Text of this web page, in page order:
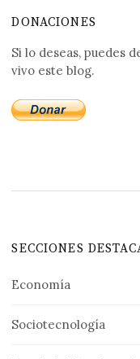
DONACIONES
Si lo deseas, puedes
vivo este blog.
SECCIONES
Economía
Sociotecnología